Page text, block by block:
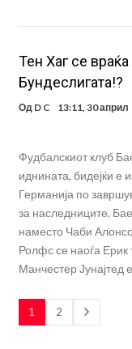
Тен Хаг се
Бундеслигата!?
Од D C 13:11, 30 април
Фудбалскиот клуб
иднината, бидејќи е
Германија по
за наследниците,
наместо Чаби
Ролфс се наоѓа Ерик
Манчестер Јунајтед
1 2